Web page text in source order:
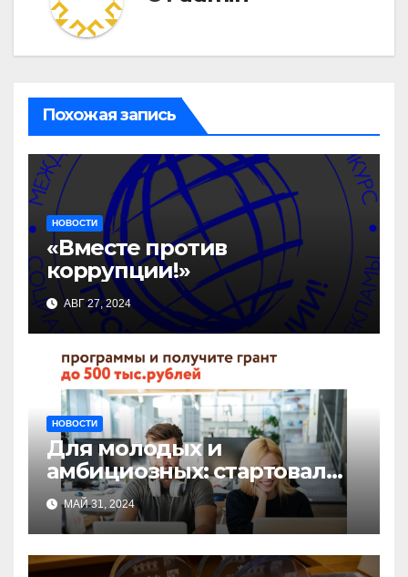
Похожая запись
НОВОСТИ
«Вместе против
коррупции!»
АВГ 27, 2024
НОВОСТИ
Для молодых и
амбициозных: стартовал
прием заявок на участие в
бизнес-акселераторе «Ты
предприниматель»
МАЙ 31, 2024